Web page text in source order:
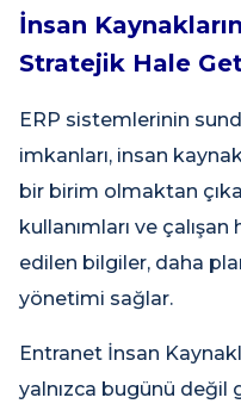
İnsan
Stratejik Hale
ERP sistemlerinin
imkanları, insan
bir birim olmaktan
kullanımları ve
edilen bilgiler, daha
yönetimi sağlar.
Entranet İnsan
yalnızca bugünü değil